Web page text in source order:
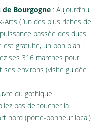
de Bourgogne : Aujourd’hui
(l’un des plus riches de
passée des ducs
est gratuite, un bon plan !
ses 316 marches pour
ses environs (visite guidée
du gothique
pas de toucher la
nord (porte-bonheur local)